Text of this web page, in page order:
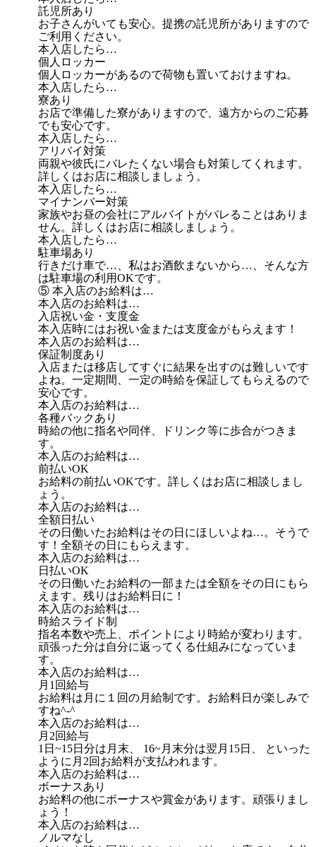
託児所あり
お子さんがいても安心。提携の託児所がありますので
ご利用ください。
本入店したら…
個人ロッカー
個人ロッカーがあるので荷物も置いておけますね。
本入店したら…
寮あり
お店で準備した寮がありますので、遠方からのご応募
でも安心です。
本入店したら…
アリバイ対策
両親や彼氏にバレたくない場合も対策してくれます。
詳しくはお店に相談しましょう。
本入店したら…
マイナンバー対策
家族やお昼の会社にアルバイトがバレることはありま
せん。詳しくはお店に相談しましょう。
本入店したら…
駐車場あり
行きだけ車で…、私はお酒飲まないから…、そんな方
は駐車場の利用OKです。
⑤ 本入店のお給料は…
本入店のお給料は…
入店祝い金・支度金
本入店時にはお祝い金または支度金がもらえます！
本入店のお給料は…
保証制度あり
入店または移店してすぐに結果を出すのは難しいです
よね。一定期間、一定の時給を保証してもらえるので
安心です。
本入店のお給料は…
各種バックあり
時給の他に指名や同伴、ドリンク等に歩合がつきま
す。
本入店のお給料は…
前払いOK
お給料の前払いOKです。詳しくはお店に相談しまし
ょう。
本入店のお給料は…
全額日払い
その日働いたお給料はその日にほしいよね…。そうで
す！全額その日にもらえます。
本入店のお給料は…
日払いOK
その日働いたお給料の一部または全額をその日にもら
えます。残りはお給料日に！
本入店のお給料は…
時給スライド制
指名本数や売上、ポイントにより時給が変わります。
頑張った分は自分に返ってくる仕組みになっていま
す。
本入店のお給料は…
月1回給与
お給料は月に１回の月給制です。お給料日が楽しみで
すね^-^
本入店のお給料は…
月2回給与
1日~15日分は月末、 16~月末分は翌月15日、 といった
ように月2回お給料が支払われます。
本入店のお給料は…
ボーナスあり
お給料の他にボーナスや賞金があります。頑張りまし
ょう！
本入店のお給料は…
ノルマなし